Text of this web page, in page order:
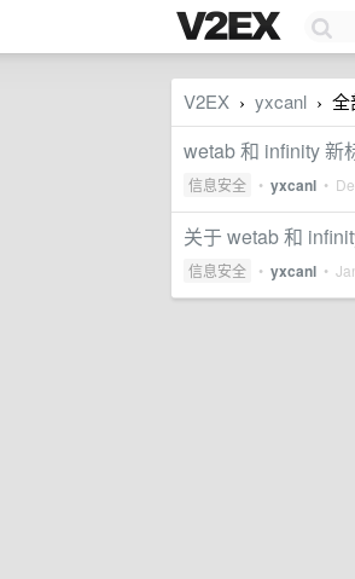
V2EX › yxcanl › 全
wetab 和 infinity 新
信息安全 • yxcanl •
关于 wetab 和
信息安全 • yxcanl •